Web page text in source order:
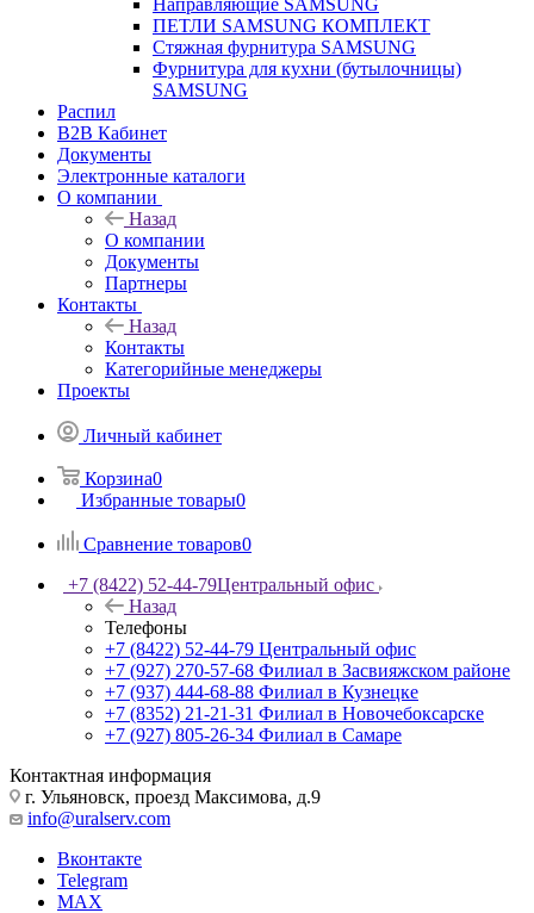
Направляющие SAMSUNG
ПЕТЛИ SAMSUNG КОМПЛЕКТ
Стяжная фурнитура SAMSUNG
Фурнитура для кухни (бутылочницы)
SAMSUNG
Распил
B2B Кабинет
Документы
Электронные каталоги
О компании
Назад
О компании
Документы
Партнеры
Контакты
Назад
Контакты
Категорийные менеджеры
Проекты
Личный кабинет
Корзина0
Избранные товары0
Сравнение товаров0
+7 (8422) 52-44-79Центральный офис
Назад
Телефоны
+7 (8422) 52-44-79 Центральный офис
+7 (927) 270-57-68 Филиал в Засвияжском районе
+7 (937) 444-68-88 Филиал в Кузнецке
+7 (8352) 21-21-31 Филиал в Новочебоксарске
+7 (927) 805-26-34 Филиал в Самаре
Контактная информация
г. Ульяновск, проезд Максимова, д.9
info@uralserv.com
Вконтакте
Telegram
MAX